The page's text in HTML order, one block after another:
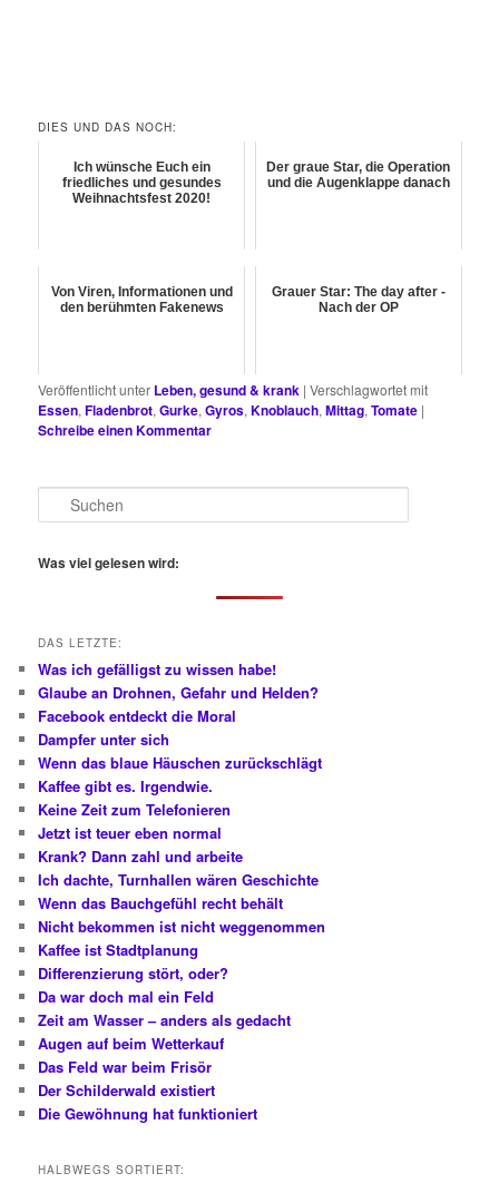
DIES UND DAS NOCH:
Ich wünsche Euch ein
friedliches und gesundes
Weihnachtsfest 2020!
Der graue Star, die Operation
und die Augenklappe danach
Von Viren, Informationen und
den berühmten Fakenews
Grauer Star: The day after -
Nach der OP
Veröffentlicht unter Leben, gesund & krank |Verschlagwortet mit
Essen,Fladenbrot,Gurke,Gyros,Knoblauch,Mittag,Tomate |
Schreibe einen Kommentar
u
h
Was viel gelesen wird:
DAS LETZTE:
Was ich gefälligst zu wissen habe!
Glaube an Drohnen, Gefahr und Helden?
Facebook entdeckt die Moral
Dampfer unter sich
Wenn das blaue Häuschen zurückschlägt
Kaffee gibt es. Irgendwie.
Keine Zeit zum Telefonieren
Jetzt ist teuer eben normal
Krank? Dann zahl und arbeite
Ich dachte, Turnhallen wären Geschichte
Wenn das Bauchgefühl recht behält
Nicht bekommen ist nicht weggenommen
Kaffee ist Stadtplanung
Differenzierung stört, oder?
Da war doch mal ein Feld
Zeit am Wasser – anders als gedacht
Augen auf beim Wetterkauf
Das Feld war beim Frisör
Der Schilderwald existiert
Die Gewöhnung hat funktioniert
HALBWEGS SORTIERT: